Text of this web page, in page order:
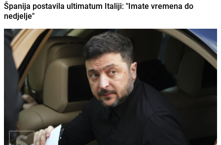
Španija postavila ultimatum Italiji: "Imate vremena do
nedjelje"